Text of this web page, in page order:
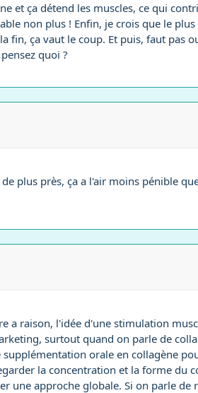
et ça détend les muscles, ce qui
non plus ! Enfin, je crois que le
fin, ça vaut le coup. Et puis, faut pas
quoi ?
plus près, ça a l'air moins pénible
a raison, l'idée d'une stimulation
surtout quand on parle de
orale en collagène
la concentration et la forme du
une approche globale. Si on parle